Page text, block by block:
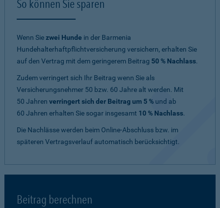
So können Sie sparen
Wenn Siezwei Hunde in der Barmenia
Hundehalterhaftpflichtversicherung versichern, erhalten Sie
auf den Vertrag mit dem geringerem Beitrag 50 % Nachlass.
Zudem verringert sich Ihr Beitrag wenn Sie als
Versicherungsnehmer 50 bzw. 60 Jahre alt werden. Mit
50 Jahren verringert sich der Beitrag um 5 % und ab
60 Jahren erhalten Sie sogar insgesamt 10 % Nachlass.
Die Nachlässe werden beim Online-Abschluss bzw. im
späteren Vertragsverlauf automatisch berücksichtigt.
Beitrag berechnen